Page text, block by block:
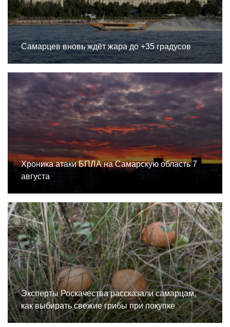
Самарцев вновь ждёт жара до +35 градусов
Хроника атаки БПЛА на Самарскую область 7
августа
Эксперты Роскачества рассказали самарцам,
как выбирать свежие грибы при покупке